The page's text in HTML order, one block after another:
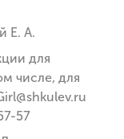
Е. А.
для
числе, для
57